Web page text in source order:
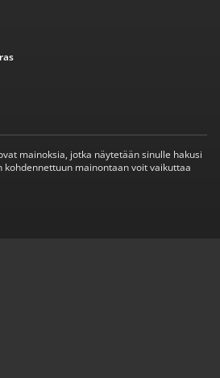
mainoksia, jotka näytetään sinulle hakusi
kohdennettuun mainontaan voit vaikuttaa